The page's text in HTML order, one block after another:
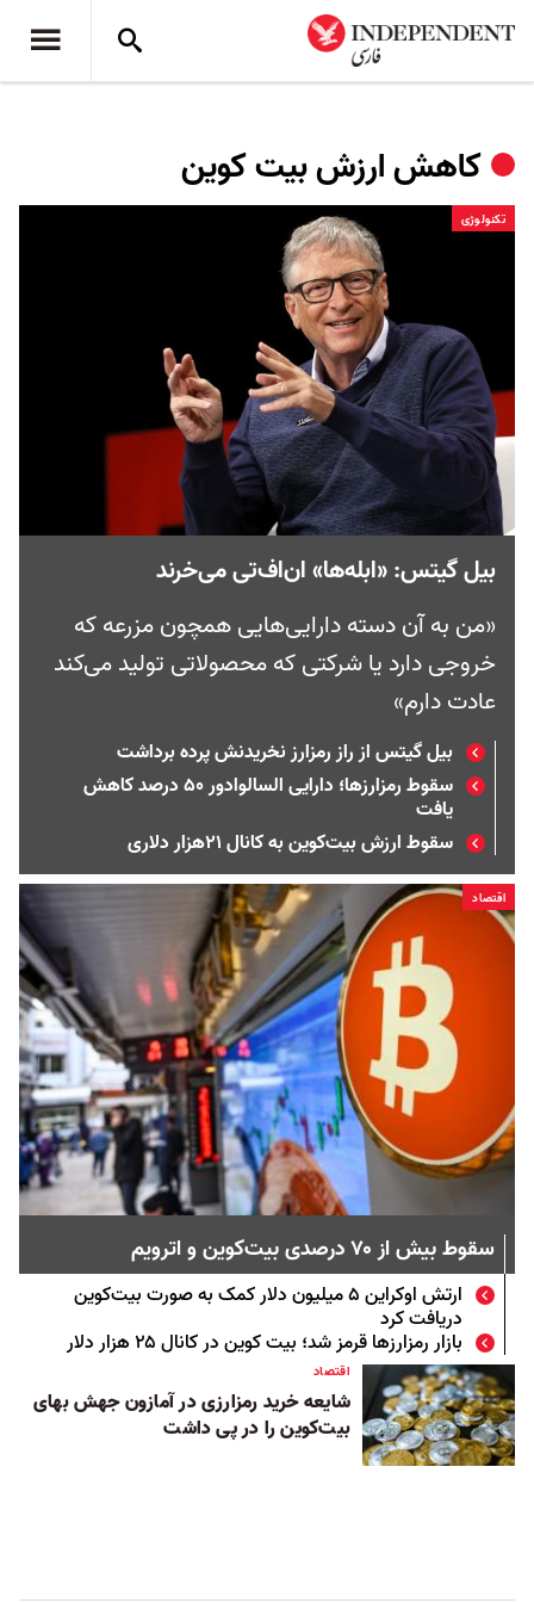
کاهش ارزش بیت کوین
تکنولوژی
بیل گیتس: «ابله‌ها» ان‌اف‌تی می‌خرند
«من به آن دسته دارایی‌هایی همچون مزرعه‌ که
خروجی دارد یا شرکتی که محصولاتی تولید می‌کند
عادت دارم»
بیل گیتس از راز رمزارز نخریدنش پرده برداشت
سقوط رمزارزها؛ دارایی السالوادور ۵۰ درصد کاهش
یافت
سقوط ارزش بیت‌کوین به کانال ۲۱هزار دلاری
اقتصاد
سقوط بیش از ۷۰ درصدی بیت‌کوین و اترویم
ارتش اوکراین ۵ میلیون دلار کمک به صورت بیت‌کوین
دریافت کرد
بازار رمز‌ارز‌ها قرمز شد؛ بیت کوین در کانال ۲۵ هزار دلار
اقتصاد
شایعه خرید رمزارزی در آمازون جهش بهای
بیت‌کوین را در پی داشت